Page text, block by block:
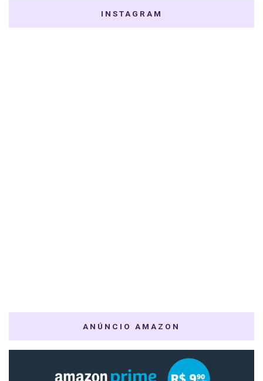
INSTAGRAM
ANÚNCIO AMAZON